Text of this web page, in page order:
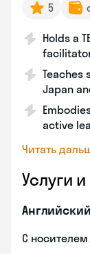
5
Holds a
Teaches
Japan
active
Читать
Услуги
С носителем